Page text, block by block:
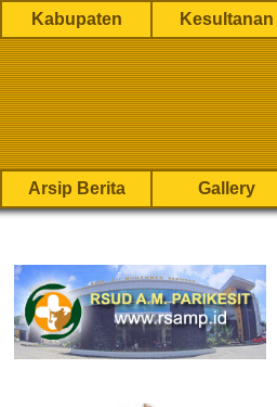
Kabupaten Kesultanan
Arsip Berita Gallery